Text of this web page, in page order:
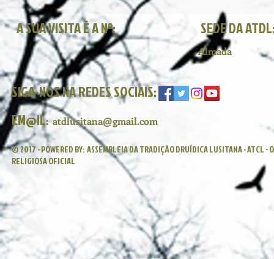
A SUA VISITA É A Nº: SEDE DA
Almada
SIGA-NOS NA REDES SOCIAIS:
EM@IL:atdlusitana@gmail.com
© 2017 - POWERED BY: ASSEMBLEIA DA TRADIÇÃO DRUÍDICA LUSITANA - ATCL -
RELIGIOSA OFICIAL